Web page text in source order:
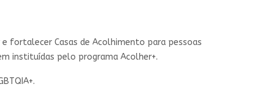
fortalecer Casas de Acolhimento para pessoas
instituídas pelo programa Acolher+.